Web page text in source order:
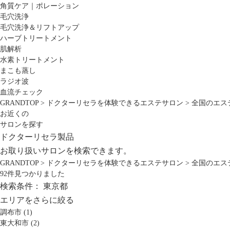
角質ケア｜ポレーション
毛穴洗浄
毛穴洗浄＆リフトアップ
ハーブトリートメント
肌解析
水素トリートメント
まこも蒸し
ラジオ波
血流チェック
GRANDTOP> ドクターリセラを体験できるエステサロン > 全国のエス
お近くの
サロンを探す
ドクターリセラ製品
お取り扱いサロンを検索できます。
GRANDTOP> ドクターリセラを体験できるエステサロン > 全国のエス
92件見つかりました
検索条件：
東京都
エリアをさらに絞る
調布市 (1)
東大和市 (2)